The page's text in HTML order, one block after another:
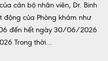
cán bộ nhân viên, Dr. Binh
động của Phòng khám như
đến hết ngày 30/06/2026
Trong thời...